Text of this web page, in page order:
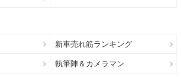
新車売れ筋ランキング
執筆陣＆カメラマン